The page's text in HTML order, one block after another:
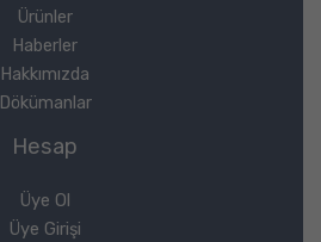
Ürünler
Haberler
Hakkımızda
Dökümanlar
Hesap
Üye Ol
Üye Girişi